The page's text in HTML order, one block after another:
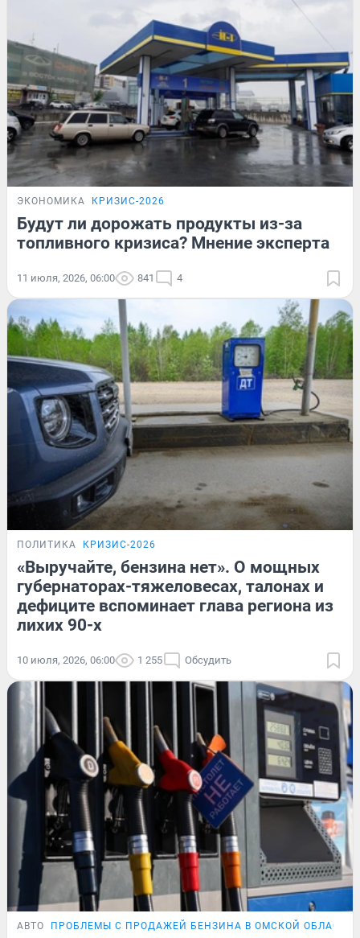
ЭКОНОМИКА КРИЗИС-2026
Будут ли дорожать продукты из-за
топливного кризиса? Мнение эксперта
11 июля, 2026, 06:00 841 4
ПОЛИТИКА КРИЗИС-2026
«Выручайте, бензина нет». О мощных
губернаторах-тяжеловесах, талонах и
дефиците вспоминает глава региона из
лихих 90-х
10 июля, 2026, 06:00 1 255 Обсудить
АВТО ПРОБЛЕМЫ С ПРОДАЖЕЙ БЕНЗИНА В ОМСКОЙ ОБЛАСТИ